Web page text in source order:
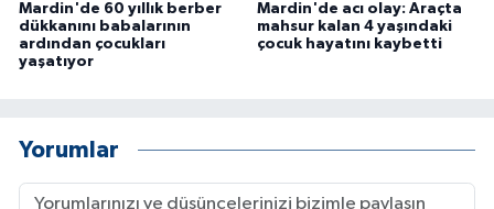
Mardin'de 60 yıllık berber
dükkanını babalarının
ardından çocukları
yaşatıyor
Mardin'de acı olay: Araçta
mahsur kalan 4 yaşındaki
çocuk hayatını kaybetti
Yorumlar
Yerel Haberler